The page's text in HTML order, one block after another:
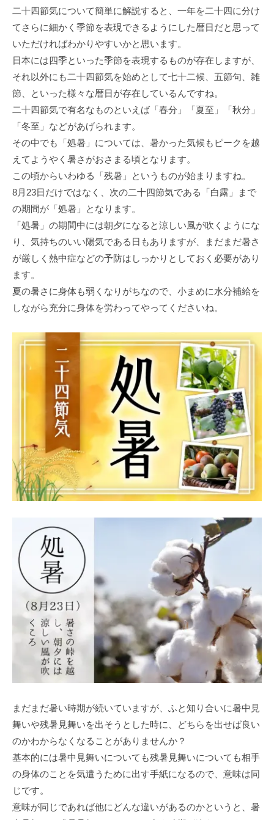
二十四節気について簡単に解説すると、一年を二十四に分け
てさらに細かく季節を表現できるようにした暦日だと思って
いただければわかりやすいかと思います。
日本には四季といった季節を表現するものが存在しますが、
それ以外にも二十四節気を始めとして七十二候、五節句、雑
節、といった様々な暦日が存在しているんですね。
二十四節気で有名なものといえば「春分」「夏至」「秋分」
「冬至」などがあげられます。
その中でも「処暑」については、暑かった気候もピークを越
えてようやく暑さがおさまる頃となります。
この頃からいわゆる「残暑」というものが始まりますね。
8月23日だけではなく、次の二十四節気である「白露」まで
の期間が「処暑」となります。
「処暑」の期間中には朝夕になると涼しい風が吹くようにな
り、気持ちのいい陽気である日もありますが、まだまだ暑さ
が厳しく熱中症などの予防はしっかりとしておく必要があり
ます。
夏の暑さに身体も弱くなりがちなので、小まめに水分補給を
しながら充分に身体を労わってやってくださいね。
まだまだ暑い時期が続いていますが、ふと知り合いに暑中見
舞いや残暑見舞いを出そうとした時に、どちらを出せば良い
のかわからなくなることがありませんか？
基本的には暑中見舞いについても残暑見舞いについても相手
の身体のことを気遣うために出す手紙になるので、意味は同
じです。
意味が同じであれば他にどんな違いがあるのかというと、暑